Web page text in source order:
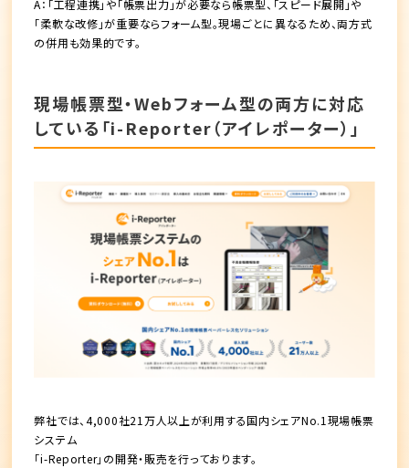
A：「工程連携」や「帳票出力」が必要なら帳票型、「スピード展開」や
「柔軟な改修」が重要ならフォーム型。現場ごとに異なるため、両方式
の併用も効果的です。
現場帳票型・Webフォーム型の両方に対応
している「i-Reporter（アイレポーター）」
弊社では、4,000社21万⼈以上が利⽤する国内シェアNo.1現場帳票
システム
「i-Reporter」の開発・販売を行っております。